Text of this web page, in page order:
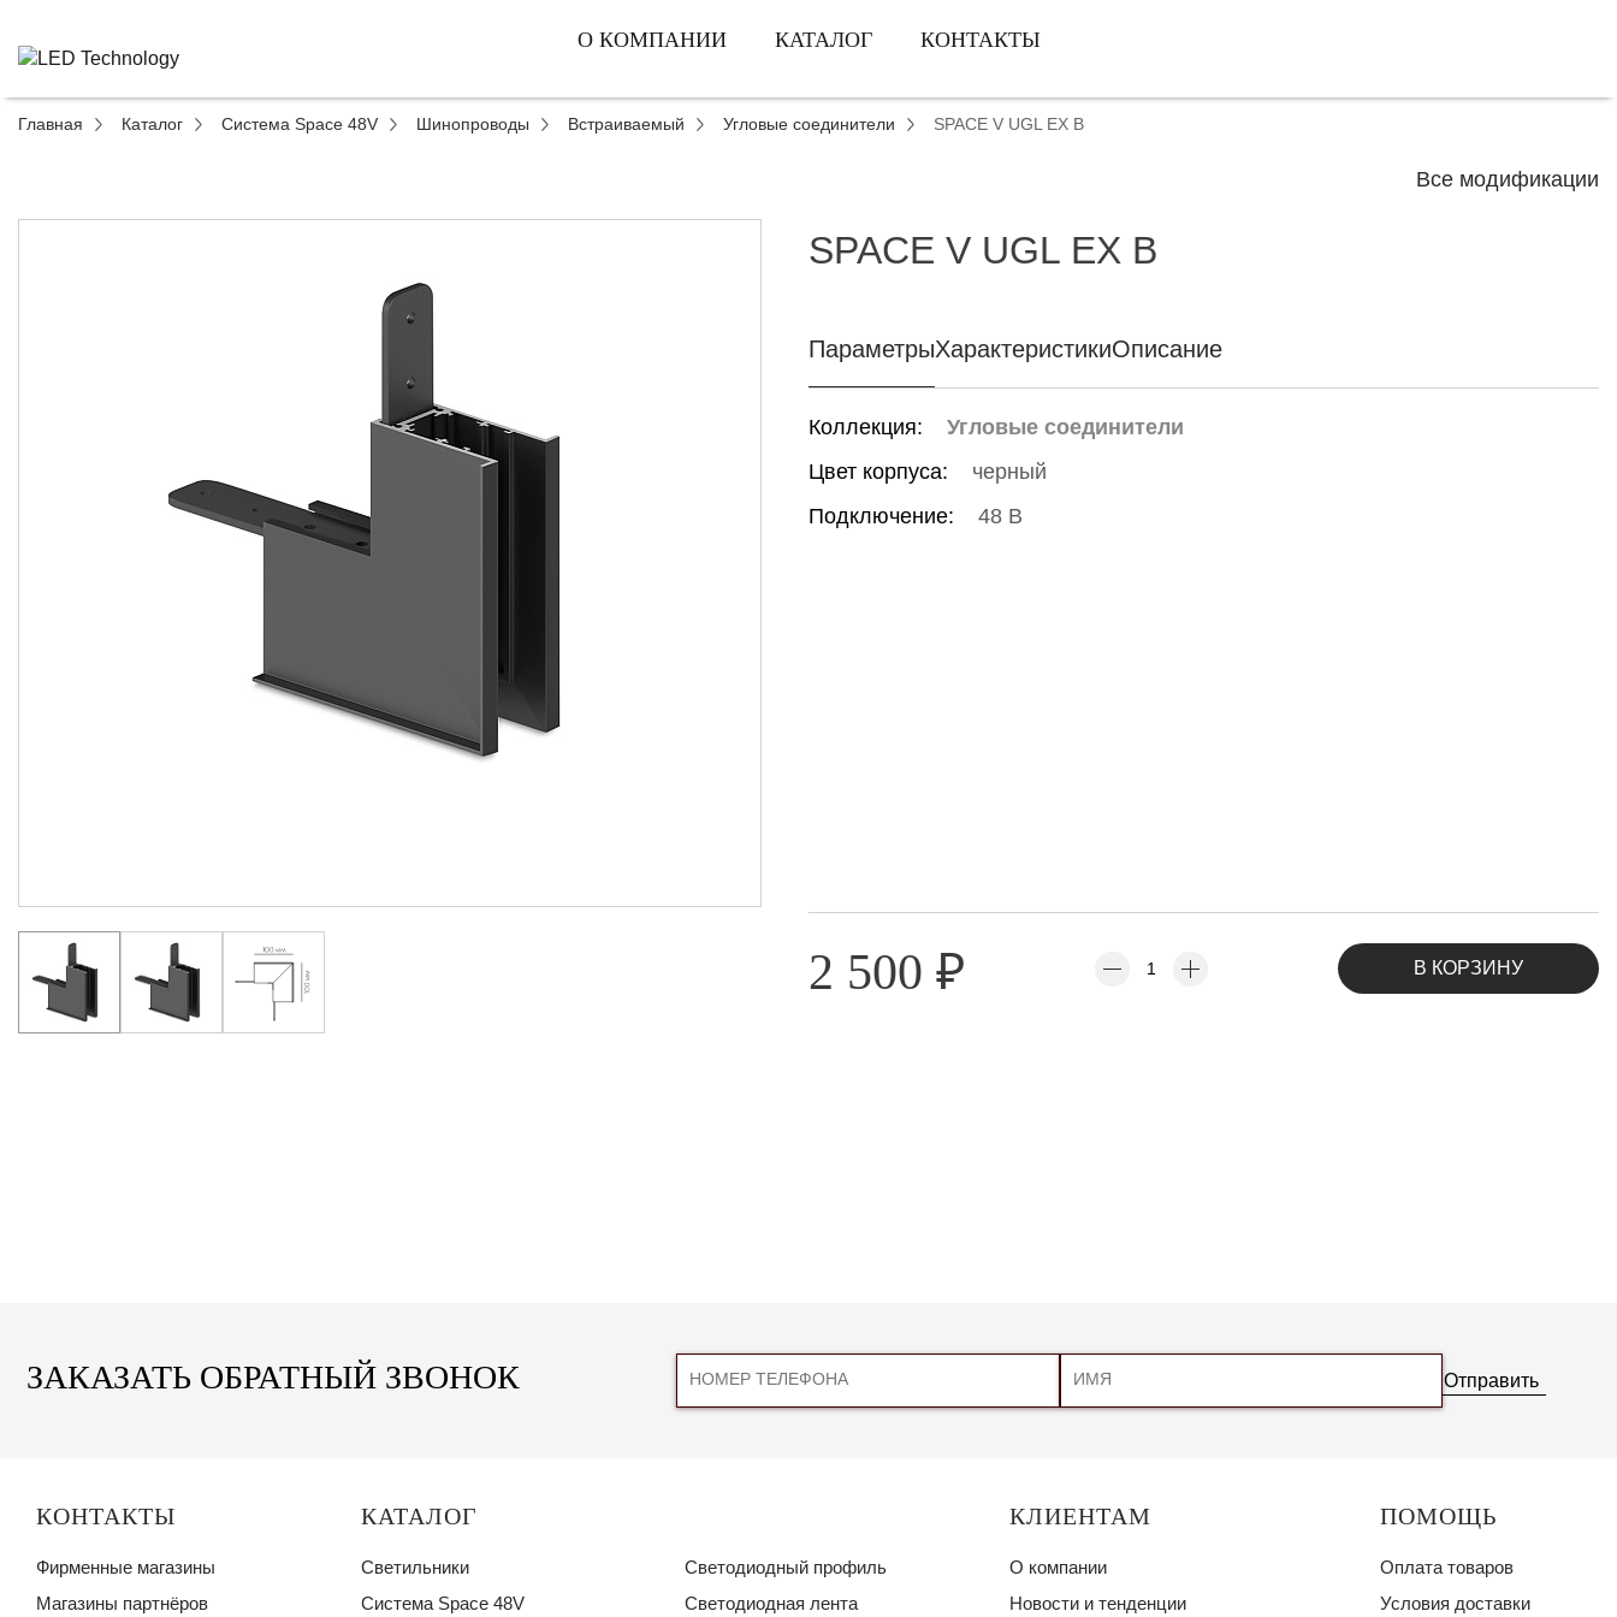
О КОМПАНИИ КАТАЛОГ КОНТАКТЫ
Главная Каталог Система Space 48V Шинопроводы Встраиваемый Угловые соединители SPACE V UGL EX B
Все модификации
SPACE V UGL EX B
ПараметрыХарактеристикиОписание
Коллекция:
Угловые соединители
Цвет корпуса:
черный
Подключение:
48 В
2 500 ₽ В КОРЗИНУ
ЗАКАЗАТЬ ОБРАТНЫЙ ЗВОНОК Отправить
КАТАЛОГ
Светильники
Система Space 48V
Светодиодный профиль
Светодиодная лента
КЛИЕНТАМ
О компании
Новости и тенденции
ПОМОЩЬ
Оплата товаров
Условия доставки
КОНТАКТЫ
Фирменные магазины
Магазины партнёров